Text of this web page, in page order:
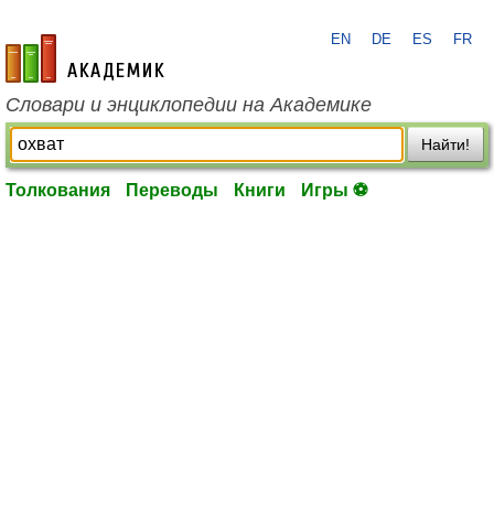
academic.ru
EN DE ES FR
Словари и энциклопедии на Академике
Найти!
Толкования Переводы Книги Игры ⚽